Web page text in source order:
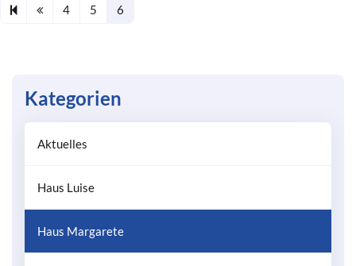
Previous page
4 5 6
Kategorien
Aktuelles
Haus Luise
Haus Margarete